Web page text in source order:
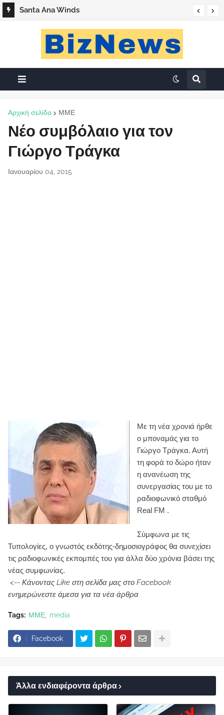
Santa Ana Winds
Αρχική σελίδα ΜΜΕ
Νέο συμβόλαιο για τον
Γιώργο Τράγκα
Ιανουαρίου 04, 2015
Με τη νέα χρονιά ήρθε
ο μποναμάς για το
Γιώργο Τράγκα. Αυτή
τη φορά το δώρο ήταν
η ανανέωση της
συνεργασίας του με το
ραδιοφωνικό σταθμό
Real FM .
Σύμφωνα με τις
Τυπολογίες, ο γνωστός εκδότης-δημοσιογράφος θα συνεχίσει
τις ραδιοφωνικές εκπομπές του για άλλα δύο χρόνια βάσει της
νέας συμφωνίας.
<-- Κάνοντας Like στη σελίδα μας στο Facebook
ενημερώνεστε άμεσα για τα νέα άρθρα
Tags: ΜΜΕ media
Facebook
Άλλα ενδιαφέροντα άρθρα